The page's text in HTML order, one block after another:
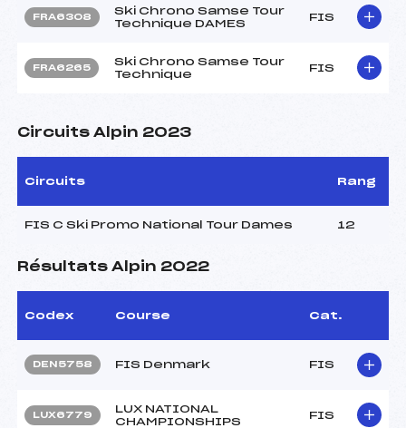
FRA6308
Ski Chrono Samse Tour
Technique DAMES
FIS
FRA6265
Ski Chrono Samse Tour
Technique
FIS
Circuits Alpin 2023
Circuits Rang
FIS C Ski Promo National Tour Dames 12
Résultats Alpin 2022
Codex Course Cat.
DEN5758 FIS Denmark FIS
LUX6779
LUX NATIONAL
CHAMPIONSHIPS
FIS